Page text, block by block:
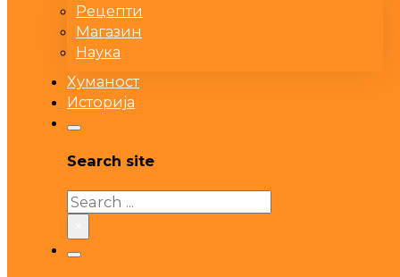
Рецепти
Магазин
Наука
Хуманост
Историја
Search site
Search